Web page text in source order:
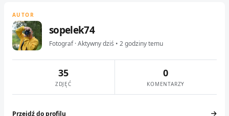
AUTOR
sopelek74
Fotograf · Aktywny dziś • 2 godziny temu
35
ZDJĘĆ
0
KOMENTARZY
Przejdź do profilu